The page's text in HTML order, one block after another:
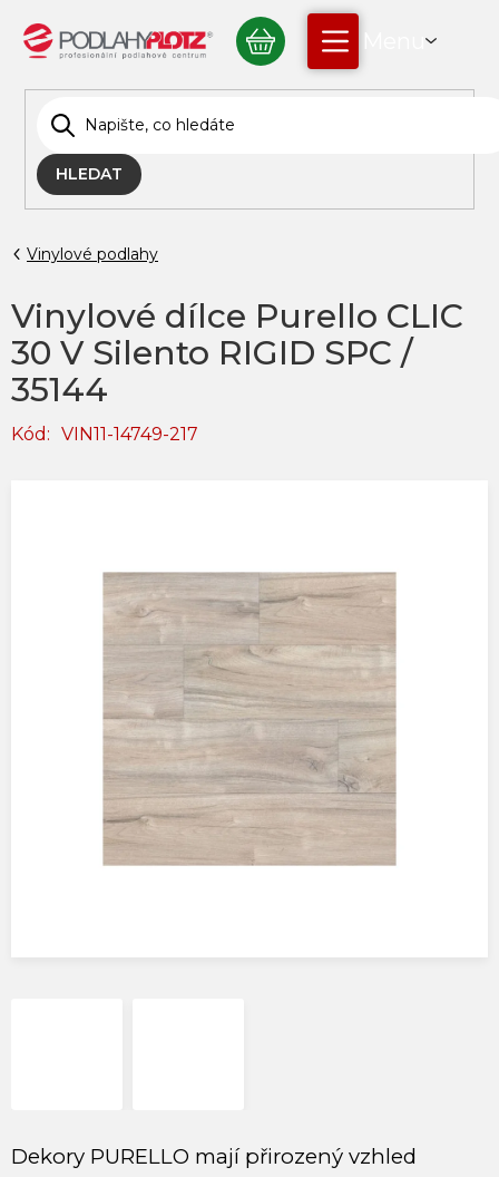
obsah
HLEDAT
NÁKUPNÍ
KOŠÍK
Vinylové podlahy
Vinylové dílce Purello CLIC
30 V Silento RIGID SPC /
35144
Kód: VIN11-14749-217
Dekory PURELLO mají přirozený vzhled